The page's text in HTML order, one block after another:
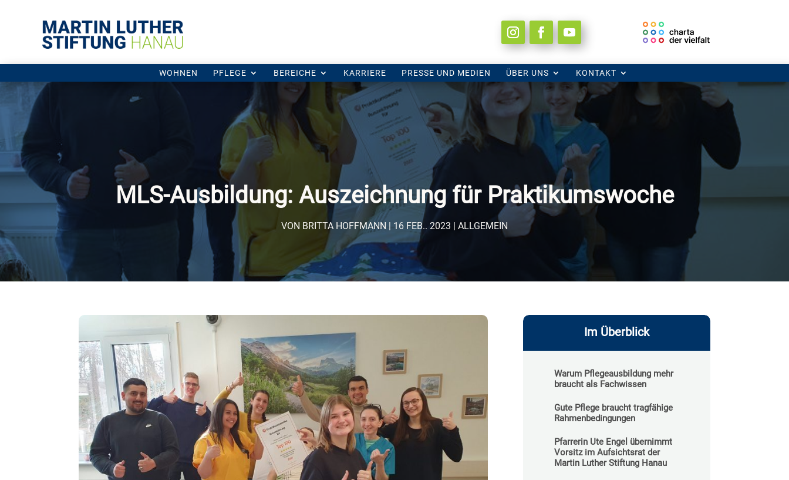
WOHNEN PFLEGE BEREICHE KARRIERE PRESSE UND MEDIEN ÜBER UNS KONTAKT
MLS-Ausbildung: Auszeichnung für Praktikumswoche
VON BRITTA HOFFMANN 16 FEB.. 2023 ALLGEMEIN
Im Überblick
Warum Pflegeausbildung mehr
braucht als Fachwissen
Gute Pflege braucht tragfähige
Rahmenbedingungen
Pfarrerin Ute Engel übernimmt
Vorsitz im Aufsichtsrat der
Martin Luther Stiftung Hanau